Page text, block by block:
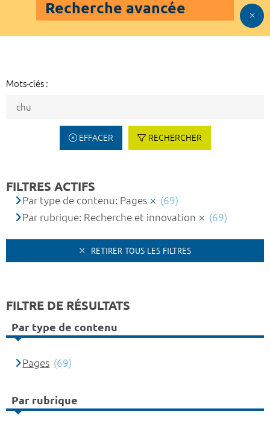
Recherche avancée
Mots-clés :
EFFACER RECHERCHER
FILTRES ACTIFS
Par type de contenu: Pages
(69)
Par rubrique: Recherche et innovation
(69)
RETIRER TOUS LES FILTRES
FILTRE DE RÉSULTATS
Par type de contenu
Pages (69)
Par rubrique